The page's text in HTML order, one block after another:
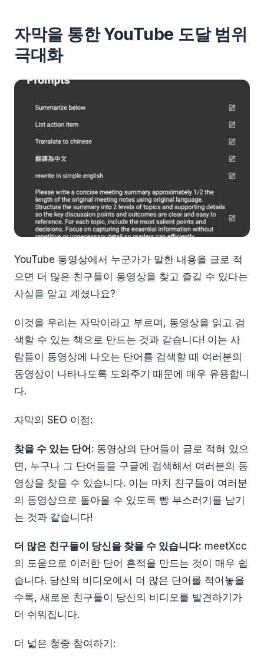
자막을 통한 YouTube 도달 범위
극대화
YouTube 동영상에서 누군가가 말한 내용을 글로 적
으면 더 많은 친구들이 동영상을 찾고 즐길 수 있다는
사실을 알고 계셨나요?
이것을 우리는 자막이라고 부르며, 동영상을 읽고 검
색할 수 있는 책으로 만드는 것과 같습니다! 이는 사
람들이 동영상에 나오는 단어를 검색할 때 여러분의
동영상이 나타나도록 도와주기 때문에 매우 유용합니
다.
자막의 SEO 이점:
찾을 수 있는 단어: 동영상의 단어들이 글로 적혀 있으
면, 누구나 그 단어들을 구글에 검색해서 여러분의 동
영상을 찾을 수 있습니다. 이는 마치 친구들이 여러분
의 동영상으로 돌아올 수 있도록 빵 부스러기를 남기
는 것과 같습니다!
더 많은 친구들이 당신을 찾을 수 있습니다: meetXcc
의 도움으로 이러한 단어 흔적을 만드는 것이 매우 쉽
습니다. 당신의 비디오에서 더 많은 단어를 적어놓을
수록, 새로운 친구들이 당신의 비디오를 발견하기가
더 쉬워집니다.
더 넓은 청중 참여하기: